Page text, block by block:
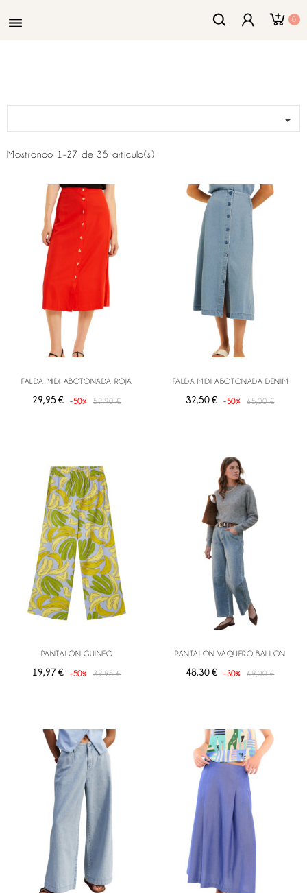
 0

Mostrando 1-27 de 35 artículo(s)
FALDA MIDI ABOTONADA ROJA
29,95 € -50% 59,90 €
FALDA MIDI ABOTONADA DENIM
32,50 € -50% 65,00 €
PANTALON GUINEO
19,97 € -50% 39,95 €
PANTALON VAQUERO BALLON
48,30 € -30% 69,00 €